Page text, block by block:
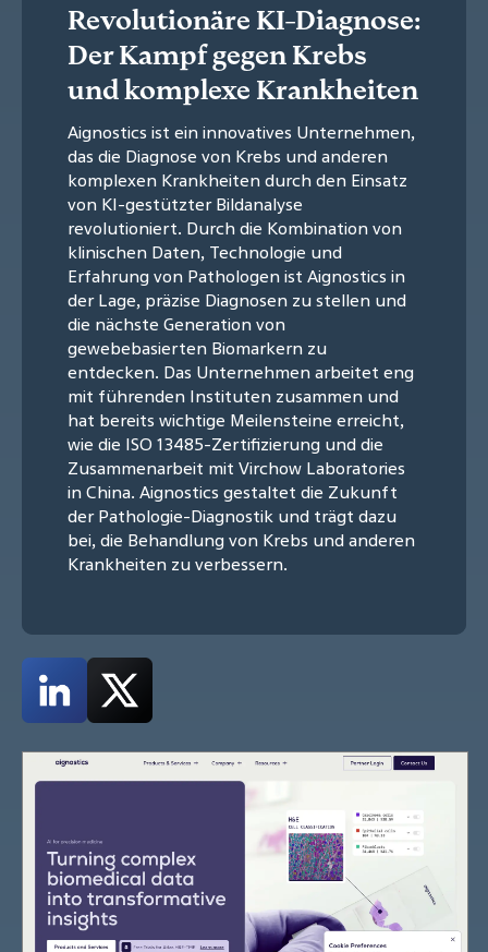
Revolutionäre KI-Diagnose:
Der Kampf gegen Krebs
und komplexe Krankheiten
Aignostics ist ein innovatives Unternehmen,
das die Diagnose von Krebs und anderen
komplexen Krankheiten durch den Einsatz
von KI-gestützter Bildanalyse
revolutioniert. Durch die Kombination von
klinischen Daten, Technologie und
Erfahrung von Pathologen ist Aignostics in
der Lage, präzise Diagnosen zu stellen und
die nächste Generation von
gewebebasierten Biomarkern zu
entdecken. Das Unternehmen arbeitet eng
mit führenden Instituten zusammen und
hat bereits wichtige Meilensteine erreicht,
wie die ISO 13485-Zertifizierung und die
Zusammenarbeit mit Virchow Laboratories
in China. Aignostics gestaltet die Zukunft
der Pathologie-Diagnostik und trägt dazu
bei, die Behandlung von Krebs und anderen
Krankheiten zu verbessern.